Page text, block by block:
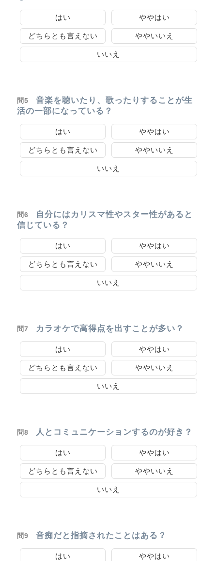
はい ややはい
どちらとも言えない ややいいえ
いいえ
問5
音楽を聴いたり、歌ったりすることが生
活の一部になっている？
はい ややはい
どちらとも言えない ややいいえ
いいえ
問6
自分にはカリスマ性やスター性があると
信じている？
はい ややはい
どちらとも言えない ややいいえ
いいえ
問7 カラオケで高得点を出すことが多い？
はい ややはい
どちらとも言えない ややいいえ
いいえ
問8 人とコミュニケーションするのが好き？
はい ややはい
どちらとも言えない ややいいえ
いいえ
問9 音痴だと指摘されたことはある？
はい ややはい